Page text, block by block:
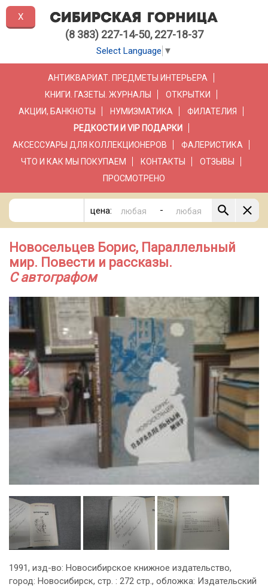
(8 383) 227-14-50, 227-18-37
Select Language ▼
АНТИКВАРИАТ. ПРЕДМЕТЫ ИНТЕРЬЕРА
КНИГИ. ГАЗЕТЫ. ЖУРНАЛЫ
ОТКРЫТКИ
АКЦИИ, БАНКНОТЫ
НУМИЗМАТИКА
ФИЛАТЕЛИЯ
РЕДКОСТИ И VIP ПОДАРКИ
АКСЕССУАРЫ ДЛЯ КОЛЛЕКЦИОНЕРОВ
ФАЛЕРИСТИКА
ЧТО И КАК МЫ ПОКУПАЕМ
КОНТАКТЫ
ОТЗЫВЫ
ПРОСМОТРЕНО
цена: -
Новосельцев Борис, Параллельный
мир. Повести и рассказы.
С автографом
1991, изд-во: Новосибирское книжное издательство,
город: Новосибирск, стр. : 272 стр., обложка: Издательский
X